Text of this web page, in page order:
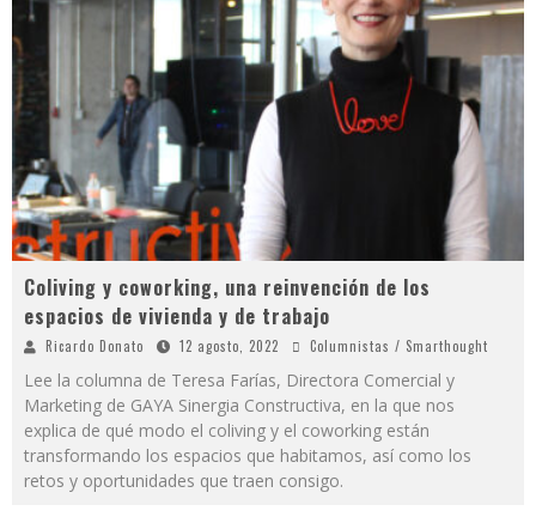
Coliving y coworking, una reinvención de los
espacios de vivienda y de trabajo
Ricardo Donato 12 agosto, 2022 Columnistas / Smarthought
Lee la columna de Teresa Farías, Directora Comercial y
Marketing de GAYA Sinergia Constructiva, en la que nos
explica de qué modo el coliving y el coworking están
transformando los espacios que habitamos, así como los
retos y oportunidades que traen consigo.